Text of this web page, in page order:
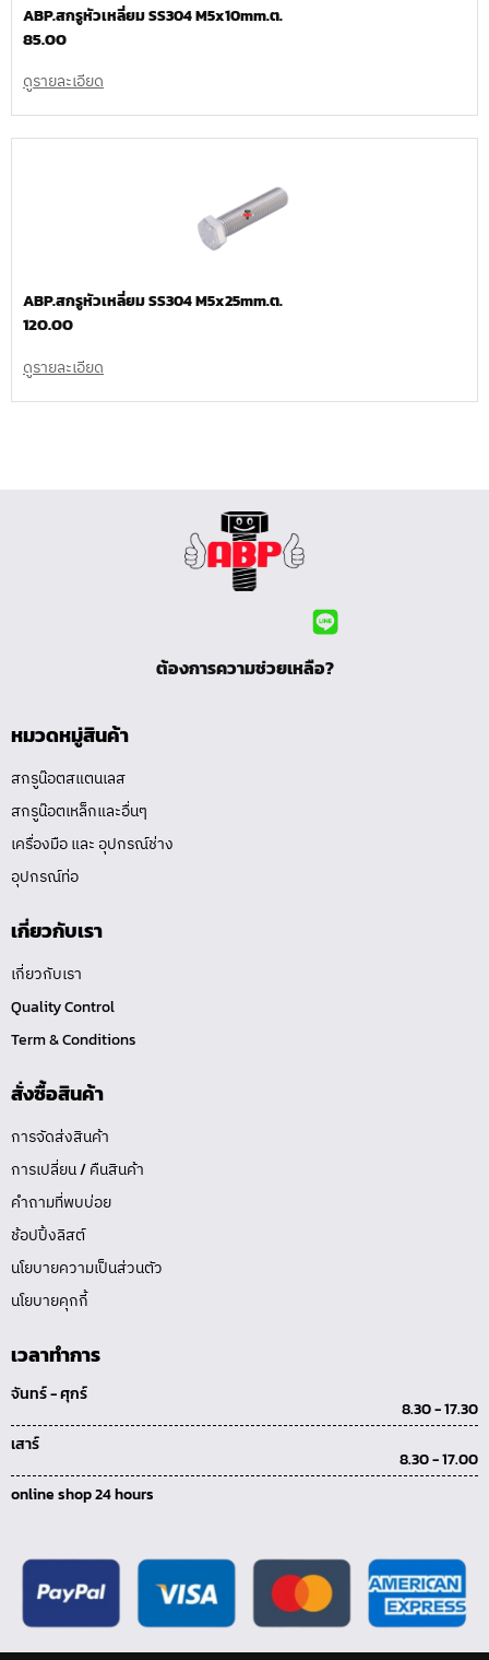
ABP.สกรูหัวเหลี่ยม SS304 M5x10mm.ต.
85.00
ดูรายละเอียด
ABP.สกรูหัวเหลี่ยม SS304 M5x25mm.ต.
120.00
ดูรายละเอียด
ต้องการความช่วยเหลือ?
หมวดหมู่สินค้า
สกรูน๊อตสแตนเลส
สกรูน๊อตเหล็กและอื่นๆ
เครื่องมือ และ อุปกรณ์ช่าง
อุปกรณ์ท่อ
เกี่ยวกับเรา
เกี่ยวกับเรา
Quality Control
Term & Conditions
สั่งซื้อสินค้า
การจัดส่งสินค้า
การเปลี่ยน / คืนสินค้า
คำถามที่พบบ่อย
ช้อปปิ้งลิสต์
นโยบายความเป็นส่วนตัว
นโยบายคุกกี้
เวลาทำการ
จันทร์ - ศุกร์
8.30 - 17.30
เสาร์
8.30 - 17.00
online shop 24 hours